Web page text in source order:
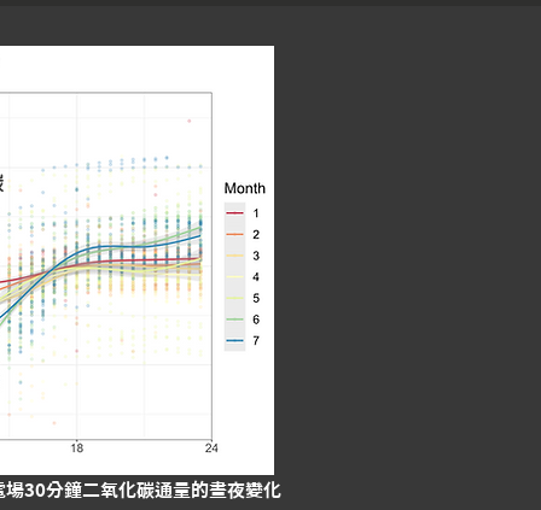
場30分鐘二氧化碳通量的晝夜變化